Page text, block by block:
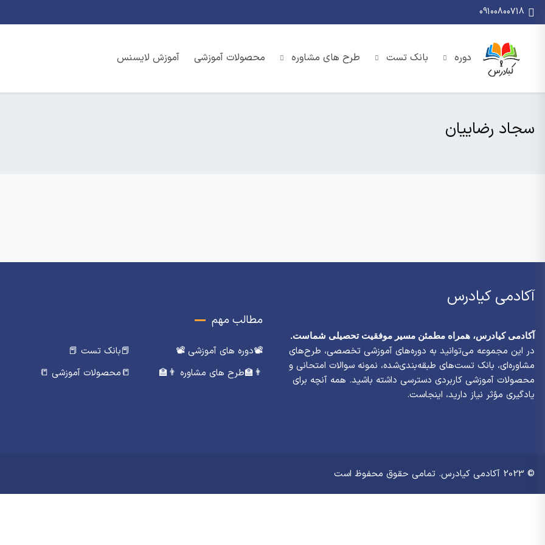
09100800718
دوره بانک تست طرح های مشاوره محصولات آموزشی آموزش لایسنس
سجاد رضاییان
آکادمی کیادرس
آکادمی کیادرس، همراه مطمئن مسیر موفقیت تحصیلی شماست.
در این مجموعه می‌توانید به دوره‌های آموزشی تخصصی، طرح‌های
مشاوره‌ای، بانک تست‌های طبقه‌بندی‌شده، نمونه سوالات امتحانی و
محصولات آموزشی کاربردی دسترسی داشته باشید. همه آنچه برای
یادگیری مؤثر نیاز دارید، اینجاست.
مطالب مهم
📽️دوره های آموزشی 📽️
📕بانک تست 📕
👨‍🏫طرح های مشاوره 👨‍🏫
📒محصولات آموزشی 📒
© 2023 آکادمی کیادرس. تمامی حقوق محفوظ است